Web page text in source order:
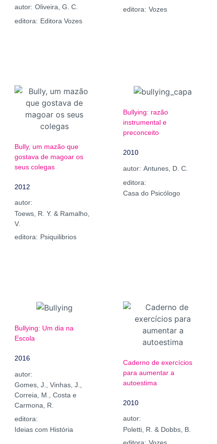
autor: Oliveira, G. C.
editora: Editora Vozes
editora: Vozes
Bully, um mazão que
gostava de magoar os
seus colegas
2012
autor:
Toews, R. Y. & Ramalho,
V.
editora: Psiquilibrios
Bullying: razão
instrumental e
preconceito
2010
autor: Antunes, D. C.
editora:
Casa do Psicólogo
Bullying: Um dia na
Escola
2016
autor:
Gomes, J., Vinhas, J.,
Correia, M., Costa e
Carmona, R.
editora:
Ideias com História
Caderno de exercícios
para aumentar a
autoestima
2010
autor:
Poletti, R. & Dobbs, B.